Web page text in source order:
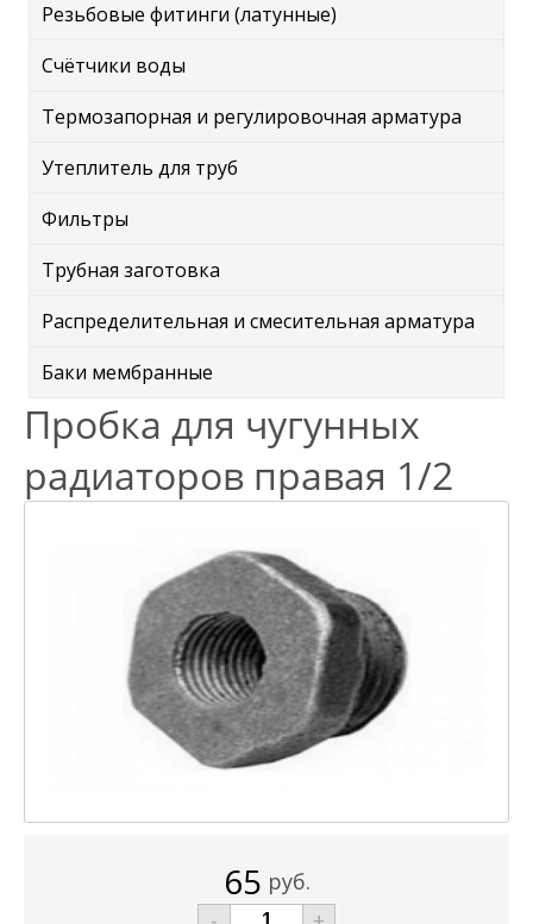
Резьбовые фитинги (латунные)
Счётчики воды
Термозапорная и регулировочная арматура
Утеплитель для труб
Фильтры
Трубная заготовка
Распределительная и смесительная арматура
Баки мембранные
Пробка для чугунных
радиаторов правая 1/2
65 руб.